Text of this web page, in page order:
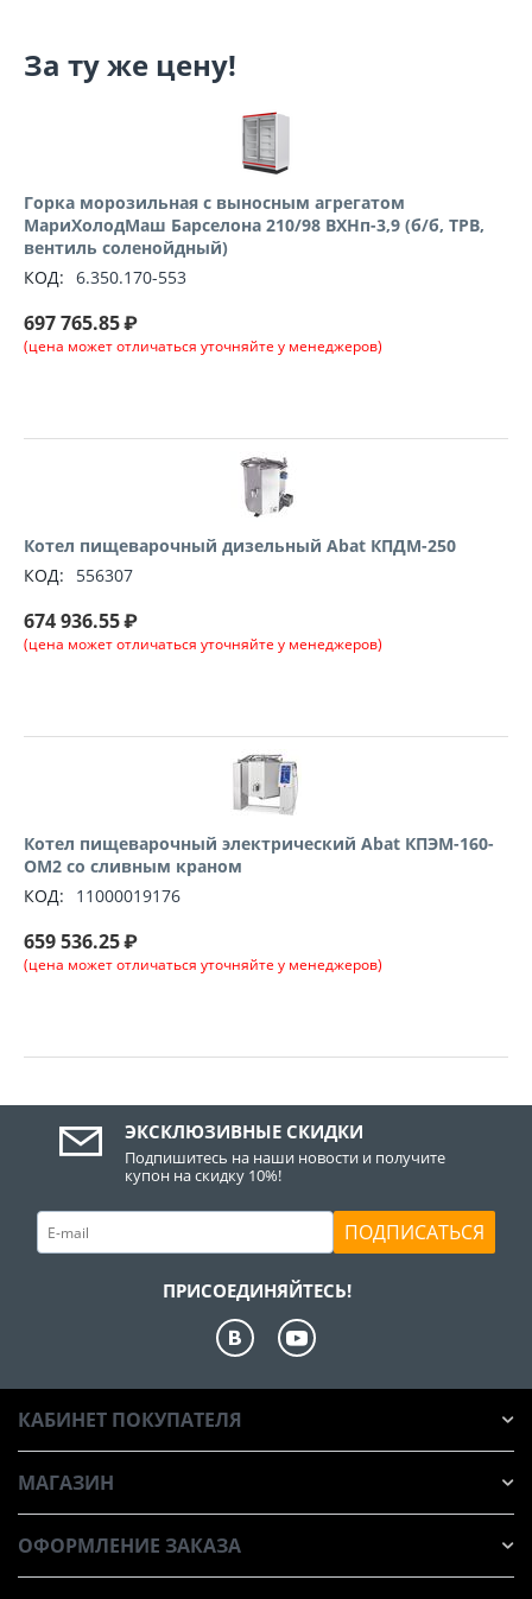
За ту же цену!
Горка морозильная с выносным агрегатом
МариХолодМаш Барселона 210/98 ВХНп-3,9 (б/б, ТРВ,
вентиль соленойдный)
КОД: 6.350.170-553
697 765.85₽
(цена может отличаться уточняйте у менеджеров)
Котел пищеварочный дизельный Abat КПДМ-250
КОД:
556307
674 936.55₽
(цена может отличаться уточняйте у менеджеров)
Котел пищеварочный электрический Abat КПЭМ-160-
ОМ2 со сливным краном
КОД:
11000019176
659 536.25₽
(цена может отличаться уточняйте у менеджеров)
ЭКСКЛЮЗИВНЫЕ СКИДКИ
Подпишитесь на наши новости и получите
купон на скидку 10%!
ПОДПИСАТЬСЯ
ПРИСОЕДИНЯЙТЕСЬ!
КАБИНЕТ ПОКУПАТЕЛЯ
МАГАЗИН
ОФОРМЛЕНИЕ ЗАКАЗА